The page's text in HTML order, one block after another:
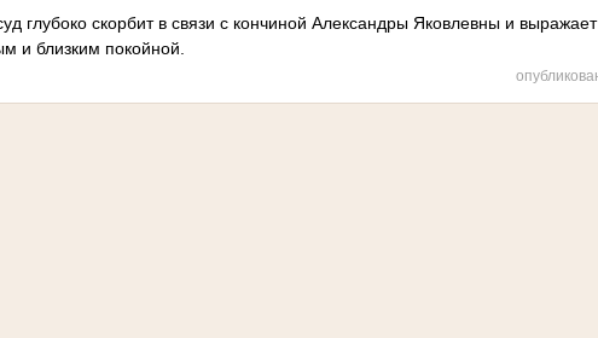
глубоко скорбит в связи с кончиной Александры Яковлевны и
и близким покойной.